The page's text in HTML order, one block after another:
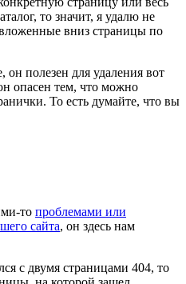
то значит, я удалю не
вниз страницы по
полезен для удаления вот
опасен тем, что можно
То есть думайте, что вы
то проблемами или
сайта, он здесь нам
с двумя страницами 404, то